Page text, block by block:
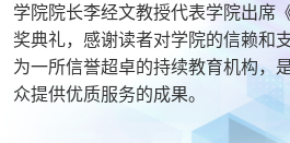
学院院长李经文教授代表学院出席
奖典礼，感谢读者对学院的信赖和
为一所信誉超卓的持续教育机构，
众提供优质服务的成果。